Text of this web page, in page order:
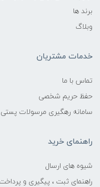
برند ها
وبلاگ
خدمات مشتریان
تماس با ما
حفظ حریم شخصی
سامانه رهگیری مرسولات پستی
راهنمای خرید
شیوه های ارسال
راهنمای ثبت ، پیگیری و